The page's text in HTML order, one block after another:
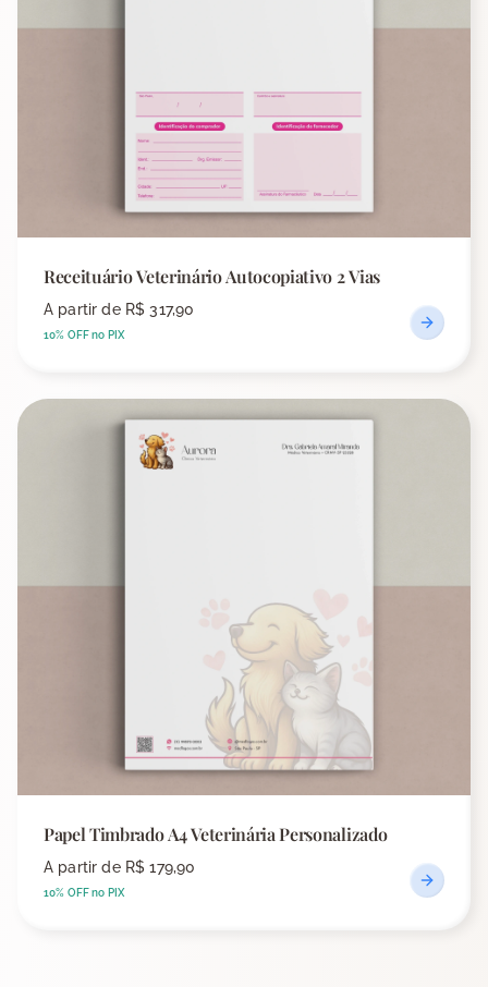
Receituário Veterinário Autocopiativo 2 Vias
A partir de R$ 317,90
10% OFF no PIX
Papel Timbrado A4 Veterinária Personalizado
A partir de R$ 179,90
10% OFF no PIX